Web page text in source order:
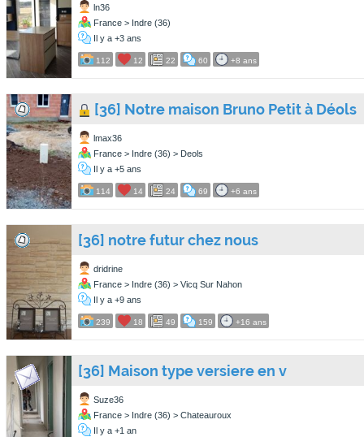
ln36
France > Indre (36)
Il y a +3 ans
112 12 22 60 +8 ans
[36] Notre maison Bruno Petit à Déols
lmax36
France > Indre (36) > Deols
Il y a +5 ans
114 14 24 69 +6 ans
[36] notre futur chez nous
dridrine
France > Indre (36) > Vicq Sur Nahon
Il y a +9 ans
239 18 49 159 +16 ans
[36] Maison type versiere en v
Suze36
France > Indre (36) > Chateauroux
Il y a +1 an